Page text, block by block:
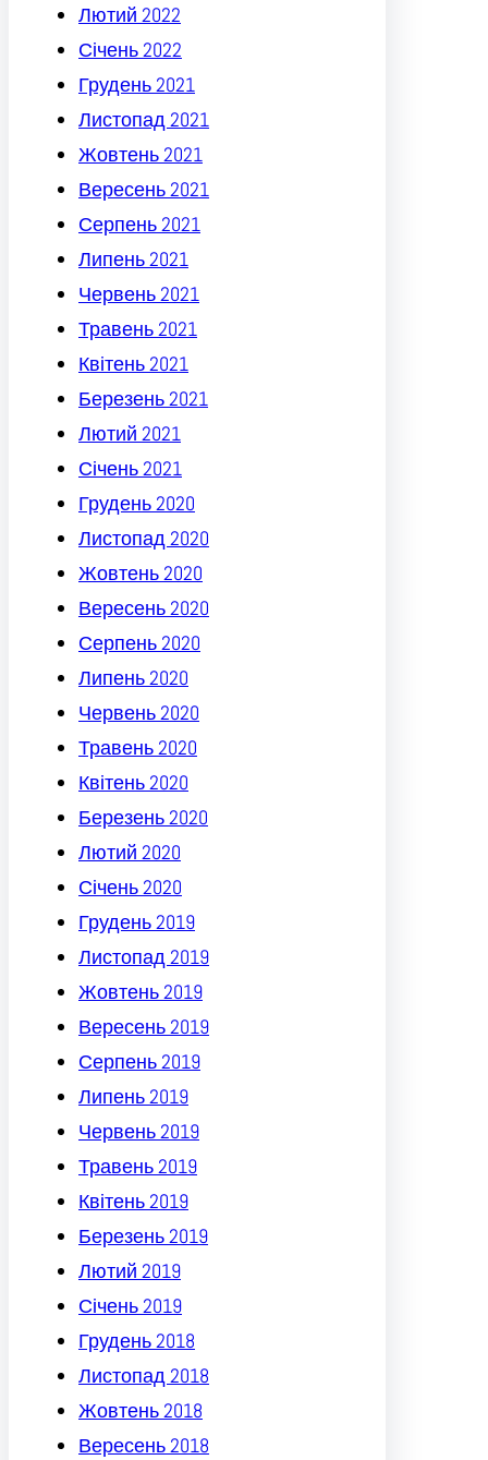
Лютий 2022
Січень 2022
Грудень 2021
Листопад 2021
Жовтень 2021
Вересень 2021
Серпень 2021
Липень 2021
Червень 2021
Травень 2021
Квітень 2021
Березень 2021
Лютий 2021
Січень 2021
Грудень 2020
Листопад 2020
Жовтень 2020
Вересень 2020
Серпень 2020
Липень 2020
Червень 2020
Травень 2020
Квітень 2020
Березень 2020
Лютий 2020
Січень 2020
Грудень 2019
Листопад 2019
Жовтень 2019
Вересень 2019
Серпень 2019
Липень 2019
Червень 2019
Травень 2019
Квітень 2019
Березень 2019
Лютий 2019
Січень 2019
Грудень 2018
Листопад 2018
Жовтень 2018
Вересень 2018